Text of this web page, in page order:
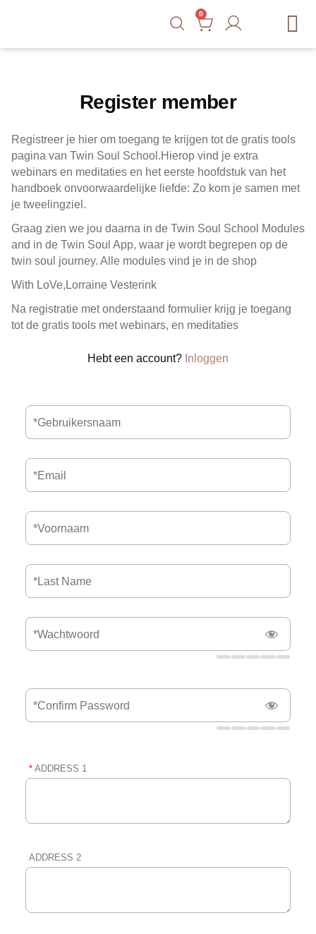
0
Register member
Registreer je hier om toegang te krijgen tot de gratis tools
pagina van Twin Soul School.Hierop vind je extra
webinars en meditaties en het eerste hoofdstuk van het
handboek onvoorwaardelijke liefde: Zo kom je samen met
je tweelingziel.
Graag zien we jou daarna in de Twin Soul School Modules
and in de Twin Soul App, waar je wordt begrepen op de
twin soul journey. Alle modules vind je in de shop
With LoVe,Lorraine Vesterink
Na registratie met onderstaand formulier krijg je toegang
tot de gratis tools met webinars, en meditaties
Hebt een account? Inloggen
* ADDRESS 1
ADDRESS 2